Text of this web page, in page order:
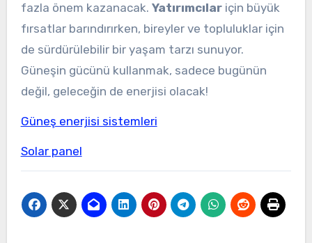
fazla önem kazanacak. Yatırımcılariçin büyük
fırsatlar barındırırken, bireyler ve topluluklar için
de sürdürülebilir bir yaşam tarzı sunuyor.
Güneşin gücünü kullanmak, sadece bugünün
değil, geleceğin de enerjisi olacak!
Güneş enerjisi sistemleri
Solar panel